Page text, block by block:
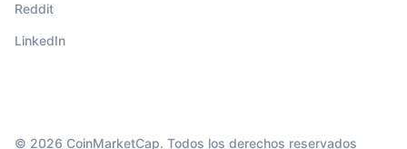
Reddit
LinkedIn
© 2026 CoinMarketCap. Todos los derechos reservados